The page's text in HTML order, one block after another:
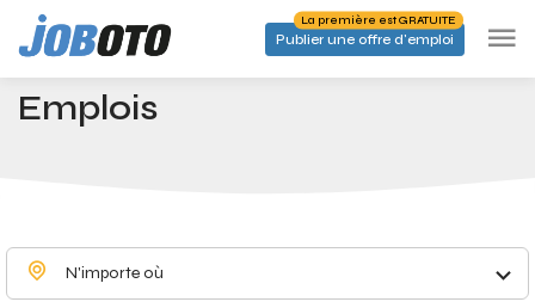
Skip to main content
Publier une offre d'emploi
La première est GRATUITE
Accueil Emplois à Huise - Joboto
Emplois
N'importe où